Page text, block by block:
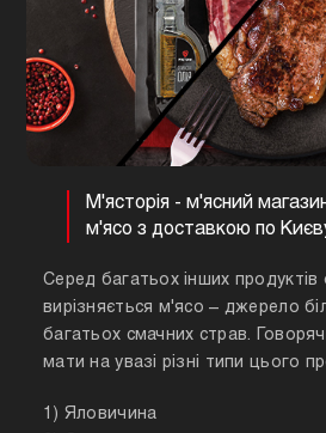
М'ясторія - м'ясний
м'ясо з доставкою по
Серед багатьох інших продуктів
вирізняється м'ясо – джерело
багатьох смачних страв.
мати на увазі різні типи цього
1) Яловичина